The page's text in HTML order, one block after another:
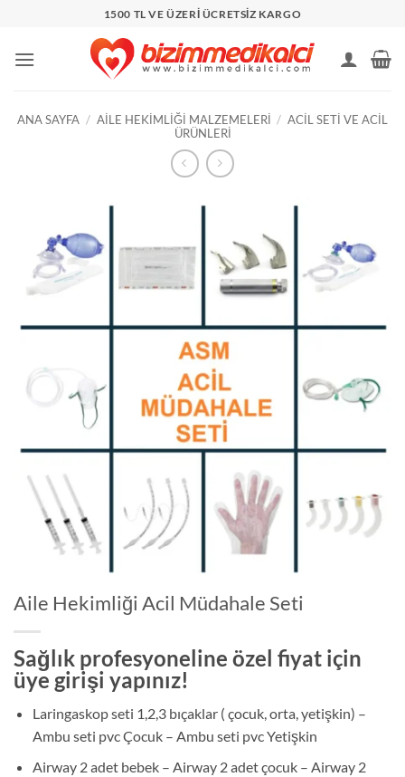
1500 TL VE ÜZERİ ÜCRETSİZ KARGO
ANA SAYFA / AILE HEKIMLIĞI MALZEMELERI / ACIL SETI VE ACIL
ÜRÜNLERI
Aile Hekimliği Acil Müdahale Seti
Sağlık profesyoneline özel fiyat için
üye girişi yapınız!
Laringaskop seti 1,2,3 bıçaklar ( çocuk, orta, yetişkin) –
Ambu seti pvc Çocuk – Ambu seti pvc Yetişkin
Airway 2 adet bebek – Airway 2 adet çocuk – Airway 2